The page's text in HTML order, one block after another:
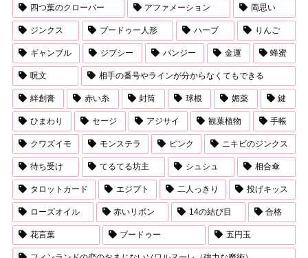
四つ葉のクローバー アファメーション 両思い
ジンクス ブードゥー人形 ハーブ りんご
ギャンブル ジプシー パンジー 金運 蜂蜜
呪文 相手の番号やラインが分からなくてもできる
絆創膏 赤い糸 封筒 球根 媚薬 鍵
ひまわり セージ アジサイ 観葉植物 手帳
クワズイモ モンステラ ピンク ニキビのジンクス
待ち受け てるてる坊主 シュシュ 相合傘
タロットカード エジプト 二人っきり 投げキッス
ローズオイル 赤いリボン 14の結び目 合格
花言葉 ブードゥー 五円玉